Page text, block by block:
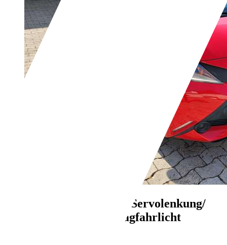
Klima/ Servolenkung/
El. Fenster/ LED Tagfahrlicht